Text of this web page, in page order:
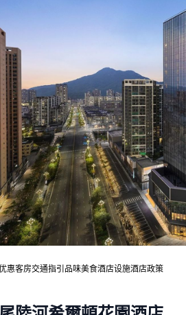
惠客房交通指引 品味美食酒店设施酒店政策